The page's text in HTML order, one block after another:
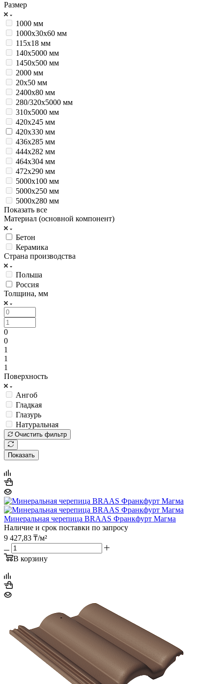
Размер
1000 мм
1000х30х60 мм
115х18 мм
140х5000 мм
1450х500 мм
2000 мм
20х50 мм
2400х80 мм
280/320х5000 мм
310х5000 мм
420х245 мм
420х330 мм
436х285 мм
444х282 мм
464х304 мм
472х290 мм
5000х100 мм
5000х250 мм
5000х280 мм
Показать все
Материал (основной компонент)
Бетон
Керамика
Страна производства
Польша
Россия
Толщина, мм
0
0
1
1
1
Поверхность
Ангоб
Гладкая
Глазурь
Натуральная
Очистить фильтр
Показать
Минеральная черепица BRAAS Франкфурт Магма
Наличие и срок поставки по запросу
9 427,83 ₸/м²
В корзину